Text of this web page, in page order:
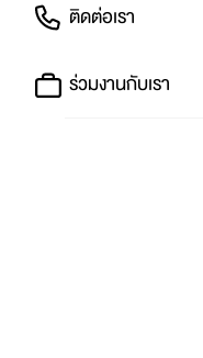
ติดต่อเรา
ร่วมงานกับเรา